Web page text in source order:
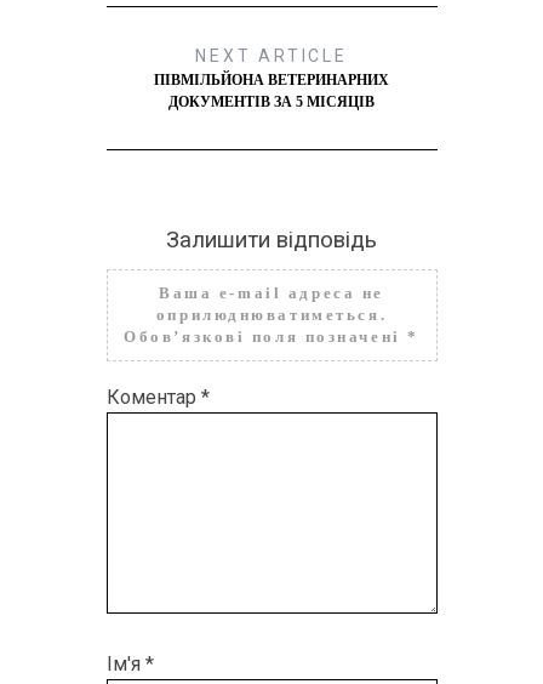
NEXT ARTICLE
ПІВМІЛЬЙОНА ВЕТЕРИНАРНИХ
ДОКУМЕНТІВ ЗА 5 МІСЯЦІВ
Залишити відповідь
Ваша e-mail адреса не
оприлюднюватиметься.
Обов’язкові поля позначені*
Коментар *
Ім'я *